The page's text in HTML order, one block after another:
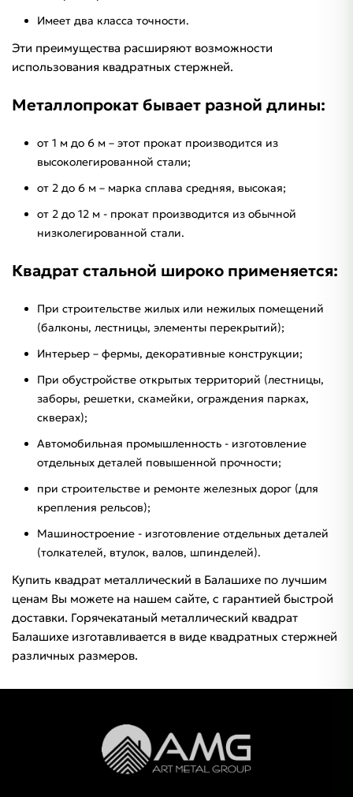
Имеет два класса точности.
Эти преимущества расширяют возможности
использования квадратных стержней.
Металлопрокат бывает разной длины:
от 1 м до 6 м – этот прокат производится из
высоколегированной стали;
от 2 до 6 м – марка сплава средняя, высокая;
от 2 до 12 м - прокат производится из обычной
низколегированной стали.
Квадрат стальной широко применяется:
При строительстве жилых или нежилых помещений
(балконы, лестницы, элементы перекрытий);
Интерьер – фермы, декоративные конструкции;
При обустройстве открытых территорий (лестницы,
заборы, решетки, скамейки, ограждения парках,
скверах);
Автомобильная промышленность - изготовление
отдельных деталей повышенной прочности;
при строительстве и ремонте железных дорог (для
крепления рельсов);
Машиностроение - изготовление отдельных деталей
(толкателей, втулок, валов, шпинделей).
Купить квадрат металлический в Балашихе по лучшим
ценам Вы можете на нашем сайте, с гарантией быстрой
доставки. Горячекатаный металлический квадрат
Балашихе изготавливается в виде квадратных стержней
различных размеров.